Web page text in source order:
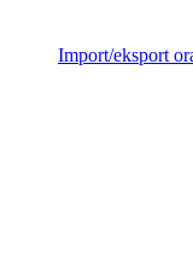
Import/eksport